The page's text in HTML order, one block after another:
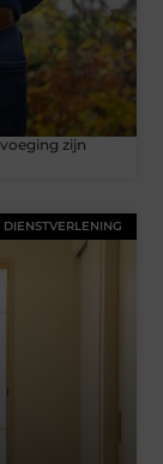
zijn
DIENSTVERLENING